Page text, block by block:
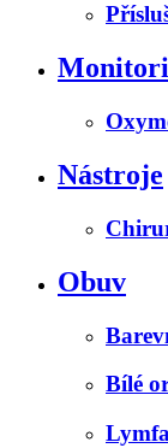
Nástroje
Obuv
Bílé